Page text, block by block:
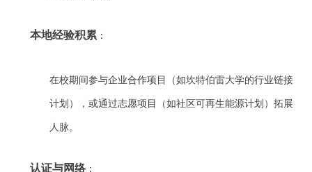
本地经验积累 ：
在校期间参与企业合作项目（如坎特伯雷大学的行业链接
计划），或通过志愿项目（如社区可再生能源计划）拓展
人脉。
认证与网络：